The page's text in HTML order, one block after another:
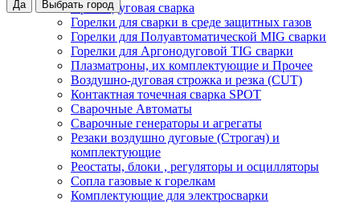
Да Выбрать город
Аргонодуговая сварка
Горелки для сварки в среде защитных газов
Горелки для Полуавтоматической MIG сварки
Горелки для Аргонодуговой TIG сварки
Плазматроны, их комплектующие и Прочее
Воздушно-дуговая строжка и резка (CUT)
Контактная точечная сварка SPOT
Сварочные Автоматы
Сварочные генераторы и агрегаты
Резаки воздушно дуговые (Строгач) и
комплектующие
Реостаты, блоки , регуляторы и осцилляторы
Сопла газовые к горелкам
Комплектующие для электросварки